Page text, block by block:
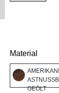
Material
GEÖLT